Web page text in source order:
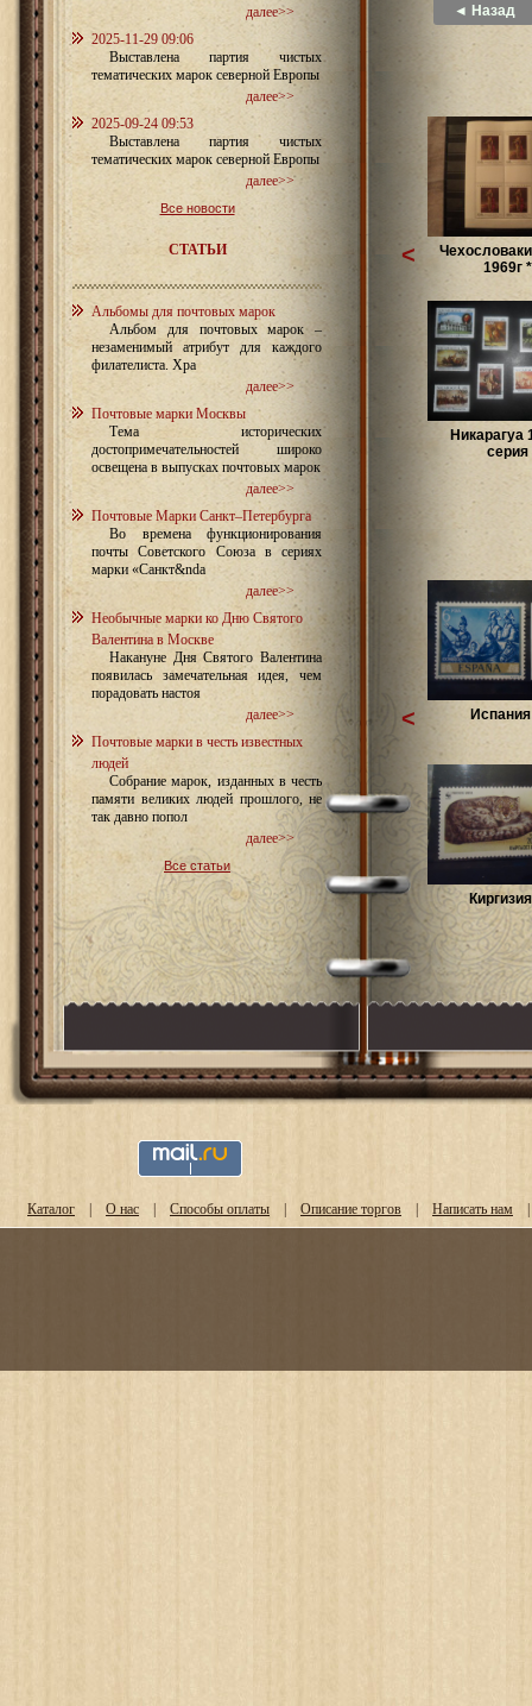
далее>>
2025-11-29 09:06
Выставлена партия чистых
тематических марок северной Европы
далее>>
2025-09-24 09:53
Выставлена партия чистых
тематических марок северной Европы
далее>>
Все новости
СТАТЬИ
Альбомы для почтовых марок
Альбом для почтовых марок –
незаменимый атрибут для каждого
филателиста. Хра
далее>>
Почтовые марки Москвы
Тема исторических
достопримечательностей широко
освещена в выпусках почтовых марок
далее>>
Почтовые Марки Санкт–Петербурга
Во времена функционирования
почты Советского Союза в сериях
марки «Санкт&nda
далее>>
Необычные марки ко Дню Святого
Валентина в Москве
Накануне Дня Святого Валентина
появилась замечательная идея, чем
порадовать настоя
далее>>
Почтовые марки в честь известных
людей
Собрание марок, изданных в честь
памяти великих людей прошлого, не
так давно попол
далее>>
Все статьи
◄ Назад
1969г *
Никарагуа
серия
<
<
Каталог | О нас | Способы оплаты | Описание торгов | Написать нам |